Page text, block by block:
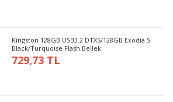
Kingston 128GB USB3.2 DTXS/128GB Exodia S
Black/Turquoise Flash Bellek
729,73 TL